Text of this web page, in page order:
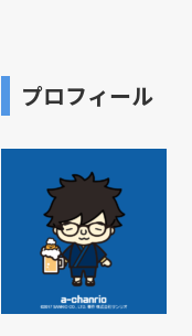
プロフィール